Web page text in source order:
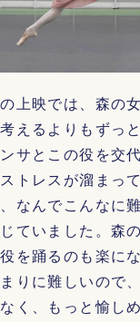
上映では、森の
えるよりもずっ
サとこの役を交
トレスが溜まっ
なんでこんなに
ていました。森
を踊るのも楽に
りに難しいので
く、もっと愉し